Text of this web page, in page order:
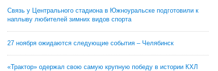
Связь у Центрального стадиона в Южноуральске подготовили к
наплыву любителей зимних видов спорта
27 ноября ожидаются следующие события – Челябинск
«Трактор» одержал свою самую крупную победу в истории КХЛ